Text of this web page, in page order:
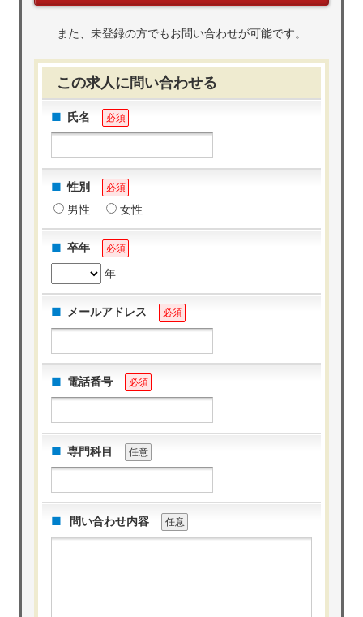
また、未登録の方でもお問い合わせが可能です。
この求人に問い合わせる
氏名 必須
性別 必須
男性 女性
卒年 必須
年
メールアドレス 必須
電話番号 必須
専門科目 任意
問い合わせ内容 任意